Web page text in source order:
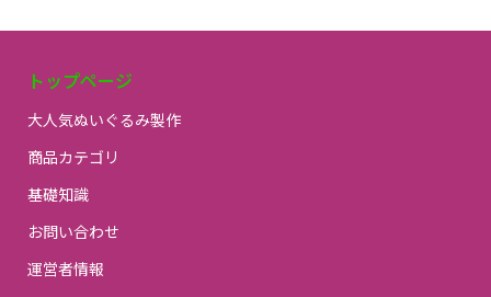
トップページ
大人気ぬいぐるみ製作
商品カテゴリ
基礎知識
お問い合わせ
運営者情報